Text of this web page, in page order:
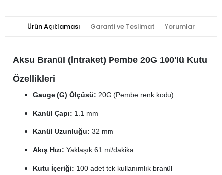
Ürün Açıklaması Garanti ve Teslimat Yorumlar
Aksu Branül (İntraket) Pembe 20G 100'lü Kutu
Özellikleri
Gauge (G) Ölçüsü: 20G (Pembe renk kodu)
Kanül Çapı: 1.1 mm
Kanül Uzunluğu: 32 mm
Akış Hızı: Yaklaşık 61 ml/dakika
Kutu İçeriği: 100 adet tek kullanımlık branül